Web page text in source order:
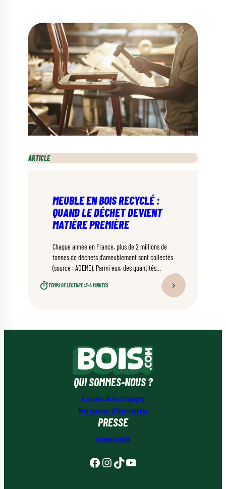
ARTICLE
MEUBLE EN BOIS RECYCLÉ :
QUAND LE DÉCHET DEVIENT
MATIÈRE PREMIÈRE
Chaque année en France, plus de 2 millions de
tonnes de déchets d’ameublement sont collectés
(source : ADEME). Parmi eux, des quantités
importantes de bois. Mobilier jeté, portes usées,
planchers arrachés, palettes abandonnées,
TEMPS DE LECTURE :3–4 MINUTES
QUI SOMMES-NOUS ?
À propos de la campagne
Nos sources d’informations
PRESSE
Communiqués
Facebook
Instagram
TikTokYouTube